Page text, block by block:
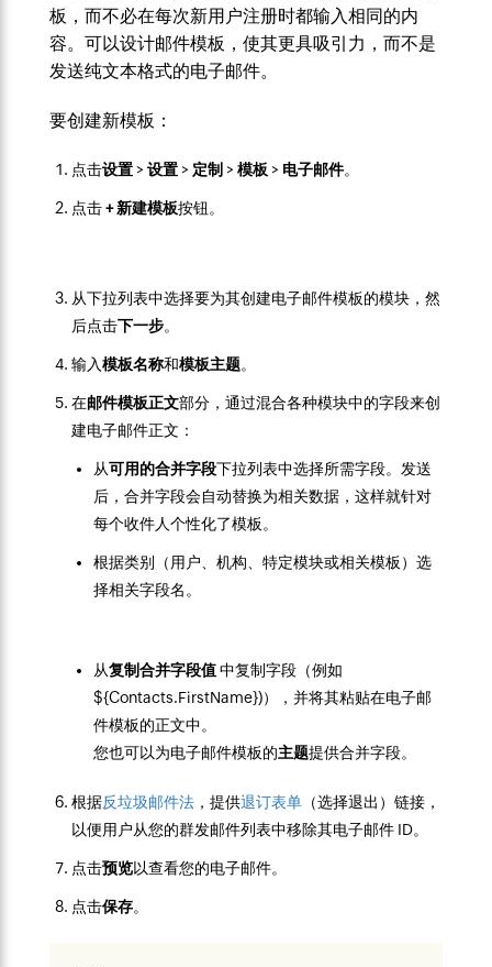
板，而不必在每次新用户注册时都输入相同的内
容。可以设计邮件模板，使其更具吸引力，而不是
发送纯文本格式的电子邮件。
要创建新模板：
点击设置>设置> 定制 >模板 > 电子邮件。
点击+ 新建模板按钮。
从下拉列表中选择要为其创建电子邮件模板的模块，然
后点击下一步。
输入模板名称和模板主题。
在邮件模板正文部分，通过混合各种模块中的字段来创
建电子邮件正文：
从可用的合并字段下拉列表中选择所需字段。发送
后，合并字段会自动替换为相关数据，这样就针对
每个收件人个性化了模板。
根据类别（用户、机构、特定模块或相关模板）选
择相关字段名。
从复制合并字段值中复制字段（例如
${Contacts.FirstName})），并将其粘贴在电子邮
件模板的正文中。
您也可以为电子邮件模板的主题提供合并字段。
根据反垃圾邮件法，提供退订表单（选择退出）链接，
以便用户从您的群发邮件列表中移除其电子邮件 ID。
点击预览以查看您的电子邮件。
点击保存。